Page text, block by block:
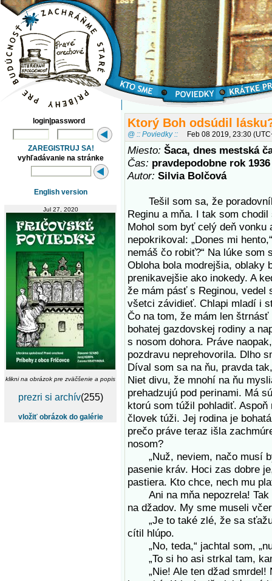
login|password
ZAREGISTRUJ SA!
vyhľadávanie na stránke
English version
Jul 27, 2020
klikni na obrázok pre zväčšenie a popis
prezri si archív(255)
vložiť obrázok do galérie
Ktorý Boh odsúdil
@ :: Poviedky :: Feb 08 2019, 23:30
Miesto: Šaca, dnes mestská
Čas: pravdepodobne rok 1936
Autor: Silvia Bolčová
Tešil som sa, že
Reginu a mňa. I tak som
Mohol som byť celý deň vonku
nepokrikoval: „Dones mi
nemáš čo robiť?“ Na lúke som
Obloha bola modrejšia, oblaky
prenikavejšie ako inokedy. A
že mám pásť s Reginou, vedel
všetci závidieť. Chlapi mladí i
Čo na tom, že mám len
bohatej gazdovskej rodiny a
s nosom dohora. Práve
pozdravu neprehovorila. Dlho
Díval som sa na ňu, pravda
Niet divu, že mnohí na ňu
prehadzujú pod perinami. Má
ktorú som túžil pohladiť.
človek túži. Jej rodina je
prečo práve teraz išla
nosom?
„Nuž, neviem, načo musí
pasenie kráv. Hoci zas dobre
pastiera. Kto chce, nech mu
Ani na mňa nepozrela! Tak
na džadov. My sme museli
„Je to také zlé, že sa
cítil hlúpo.
„No, teda,“ jachtal som,
„To si ho asi strkal tam,
„Nie! Ale ten džad smrdel!